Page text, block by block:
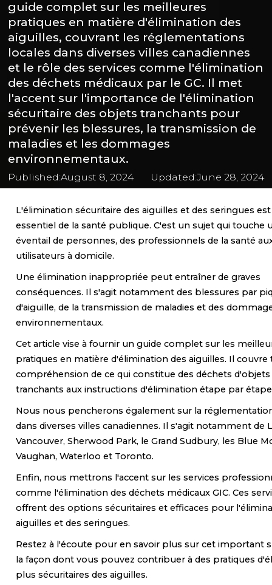
guide complet sur les meilleures
pratiques en matière d'élimination des
aiguilles, couvrant les réglementations
locales dans diverses villes canadiennes
et le rôle des services comme l'élimination
des déchets médicaux par le GC. Il met
l'accent sur l'importance de l'élimination
sécuritaire des objets tranchants pour
prévenir les blessures, la transmission de
maladies et les dommages
environnementaux.
Published:August 8, 2024 Updated:June 28, 2024
L'élimination sécuritaire des aiguilles et des seringues
essentiel de la santé publique. C'est un sujet qui touche
éventail de personnes, des professionnels de la santé
utilisateurs à domicile.
Une élimination inappropriée peut entraîner de graves
conséquences. Il s'agit notamment des blessures par
d'aiguille, de la transmission de maladies et des
environnementaux.
Cet article vise à fournir un guide complet sur les
pratiques en matière d'élimination des aiguilles. Il couvre
compréhension de ce qui constitue des déchets d'objets
tranchants aux instructions d'élimination étape par
Nous nous pencherons également sur la
dans diverses villes canadiennes. Il s'agit notamment de
Vancouver, Sherwood Park, le Grand Sudbury, les Blue
Vaughan, Waterloo et Toronto.
Enfin, nous mettrons l'accent sur les services
comme l'élimination des déchets médicaux GIC. Ces
offrent des options sécuritaires et efficaces pour
aiguilles et des seringues.
Restez à l'écoute pour en savoir plus sur cet important
la façon dont vous pouvez contribuer à des pratiques
plus sécuritaires des aiguilles.